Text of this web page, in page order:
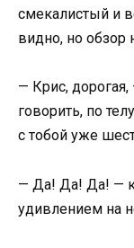
смекалистый и
видно, но обзор
— Крис, дорогая,
говорить, по
с тобой уже
— Да! Да! Да! —
удивлением на